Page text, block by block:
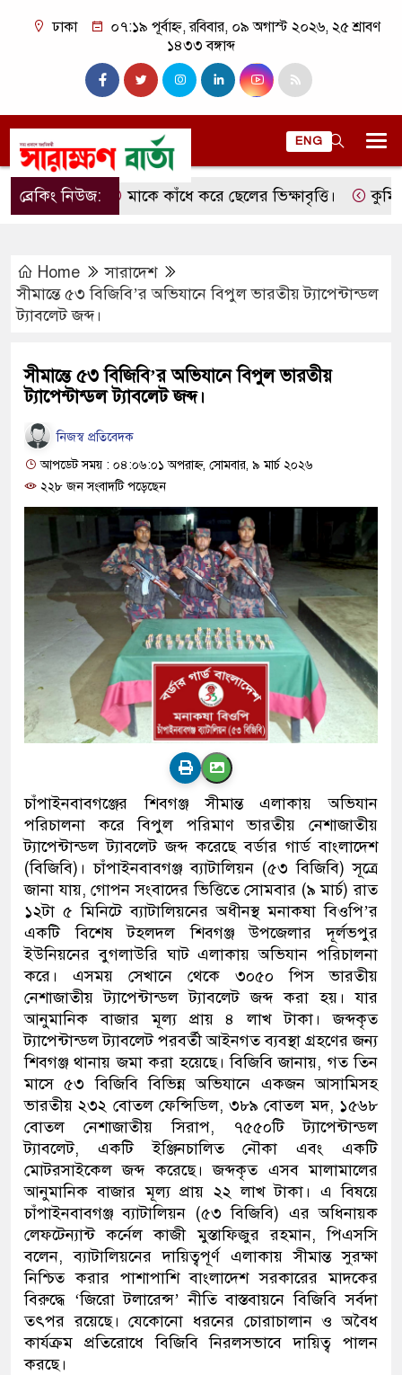
ঢাকা
০৭:১৯ পূর্বাহ্ন, রবিবার, ০৯ অগাস্ট ২০২৬, ২৫ শ্রাবণ
১৪৩৩ বঙ্গাব্দ
ENG
ব্রেকিং নিউজ:মাকে কাঁধে করে ছেলের ভিক্ষাবৃত্তি। কুমিল্লার
Home
সারাদেশ
সীমান্তে ৫৩ বিজিবি’র অভিযানে বিপুল ভারতীয় ট্যাপেন্টান্ডল
ট্যাবলেট জব্দ।
সীমান্তে ৫৩ বিজিবি’র অভিযানে বিপুল ভারতীয়
ট্যাপেন্টান্ডল ট্যাবলেট জব্দ।
নিজস্ব প্রতিবেদক
আপডেট সময় : ০৪:০৬:০১ অপরাহ্ন, সোমবার, ৯ মার্চ ২০২৬
২২৮ জন সংবাদটি পড়েছেন
চাঁপাইনবাবগঞ্জের শিবগঞ্জ সীমান্ত এলাকায় অভিযান
পরিচালনা করে বিপুল পরিমাণ ভারতীয় নেশাজাতীয়
ট্যাপেন্টান্ডল ট্যাবলেট জব্দ করেছে বর্ডার গার্ড বাংলাদেশ
(বিজিবি)। চাঁপাইনবাবগঞ্জ ব্যাটালিয়ন (৫৩ বিজিবি) সূত্রে
জানা যায়, গোপন সংবাদের ভিত্তিতে সোমবার (৯ মার্চ) রাত
১২টা ৫ মিনিটে ব্যাটালিয়নের অধীনস্থ মনাকষা বিওপি’র
একটি বিশেষ টহলদল শিবগঞ্জ উপজেলার দূর্লভপুর
ইউনিয়নের বুগলাউরি ঘাট এলাকায় অভিযান পরিচালনা
করে। এসময় সেখানে থেকে ৩০৫০ পিস ভারতীয়
নেশাজাতীয় ট্যাপেন্টান্ডল ট্যাবলেট জব্দ করা হয়। যার
আনুমানিক বাজার মূল্য প্রায় ৪ লাখ টাকা। জব্দকৃত
ট্যাপেন্টান্ডল ট্যাবলেট পরবর্তী আইনগত ব্যবস্থা গ্রহণের জন্য
শিবগঞ্জ থানায় জমা করা হয়েছে। বিজিবি জানায়, গত তিন
মাসে ৫৩ বিজিবি বিভিন্ন অভিযানে একজন আসামিসহ
ভারতীয় ২৩২ বোতল ফেন্সিডিল, ৩৮৯ বোতল মদ, ১৫৬৮
বোতল নেশাজাতীয় সিরাপ, ৭৫৫০টি ট্যাপেন্টান্ডল
ট্যাবলেট, একটি ইঞ্জিনচালিত নৌকা এবং একটি
মোটরসাইকেল জব্দ করেছে। জব্দকৃত এসব মালামালের
আনুমানিক বাজার মূল্য প্রায় ২২ লাখ টাকা। এ বিষয়ে
চাঁপাইনবাবগঞ্জ ব্যাটালিয়ন (৫৩ বিজিবি) এর অধিনায়ক
লেফটেন্যান্ট কর্নেল কাজী মুস্তাফিজুর রহমান, পিএসসি
বলেন, ব্যাটালিয়নের দায়িত্বপূর্ণ এলাকায় সীমান্ত সুরক্ষা
নিশ্চিত করার পাশাপাশি বাংলাদেশ সরকারের মাদকের
বিরুদ্ধে ‘জিরো টলারেন্স’ নীতি বাস্তবায়নে বিজিবি সর্বদা
তৎপর রয়েছে। যেকোনো ধরনের চোরাচালান ও অবৈধ
কার্যক্রম প্রতিরোধে বিজিবি নিরলসভাবে দায়িত্ব পালন
করছে।